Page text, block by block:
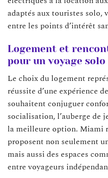
adaptés aux touristes solo,
entre les points d’intérêt
Logement et
pour un voyage
Le choix du logement
réussite d’une expérience
souhaitent conjuguer
socialisation, l’auberge de
la meilleure option. Miami
proposent non seulement
mais aussi des espaces
entre voyageurs